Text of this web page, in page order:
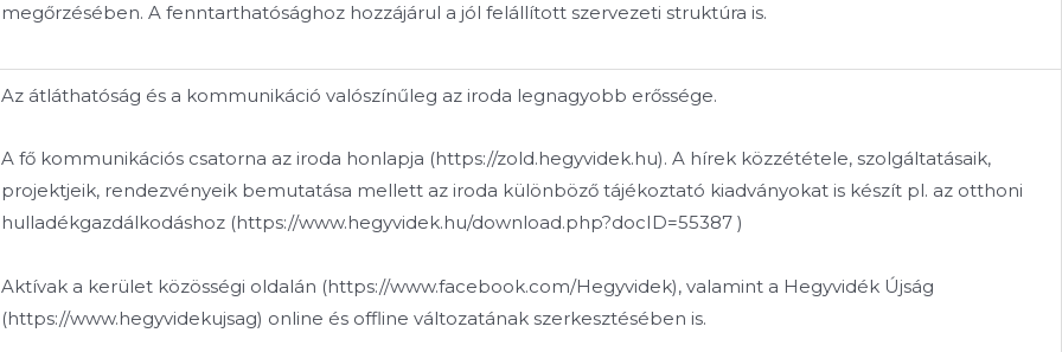
megőrzésében. A fenntarthatósághoz hozzájárul a jól felállított szervezeti struktúra is.
Az átláthatóság és a kommunikáció valószínűleg az iroda legnagyobb erőssége.
A fő kommunikációs csatorna az iroda honlapja (https://zold.hegyvidek.hu). A hírek közzététele, szolgáltatásaik,
projektjeik, rendezvényeik bemutatása mellett az iroda különböző tájékoztató kiadványokat is készít pl. az otthoni
hulladékgazdálkodáshoz (https://www.hegyvidek.hu/download.php?docID=55387 )
Aktívak a kerület közösségi oldalán (https://www.facebook.com/Hegyvidek), valamint a Hegyvidék Újság
(https://www.hegyvidekujsag) online és offline változatának szerkesztésében is.